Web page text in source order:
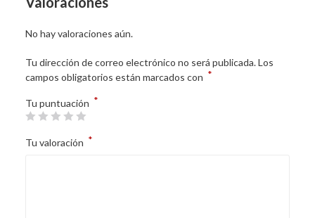
No hay valoraciones aún.
Tu dirección de correo electrónico no será publicada. Los
campos obligatorios están marcados con *
Tu puntuación *
Tu valoración *